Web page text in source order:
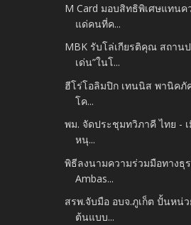
M Card มอบสิทธิพิเศษแทนค
แด่คนที่ค...
MBK รับโล่เกียรติคุณ สถาน
เด่น”ในโ...
ฮีโร่โอลิมปิก เทนนิส พานิคภั
โค...
พม. จัดประชุมทวิภาคี ไทย -
หนุ...
พิธีลงนามความร่วมมือทางธุ
Ambas...
สรพ.จับมือ อบจ.ภูเก็ต ปั้นหน่
ต้นแบบ...